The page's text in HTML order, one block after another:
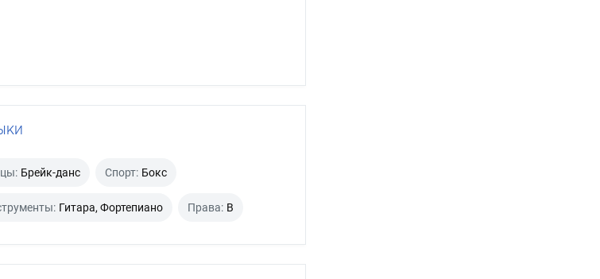
Брейк-данс Спорт: Бокс
Гитара, Фортепиано Права: B